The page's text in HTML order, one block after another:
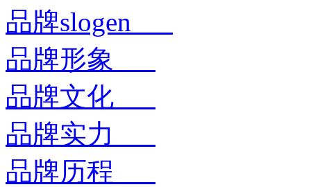
品牌slogen
品牌形象
品牌文化
品牌实力
品牌历程